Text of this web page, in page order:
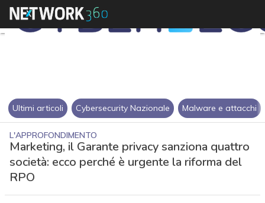
Ultimi articoli Cybersecurity Nazionale Malware e attacchi
L'APPROFONDIMENTO
Marketing, il Garante privacy sanziona quattro
società: ecco perché è urgente la riforma del
RPO